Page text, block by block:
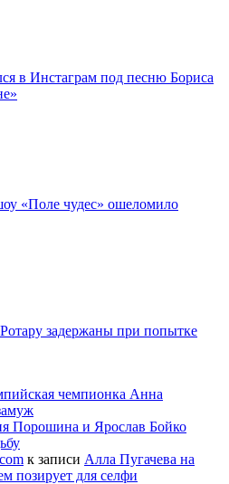
в Инстаграм под песню Бориса
«Поле чудес» ошеломило
задержаны при попытке
чемпионка Анна
Порошина и Ярослав Бойко
к записи Алла Пугачева на
позирует для селфи